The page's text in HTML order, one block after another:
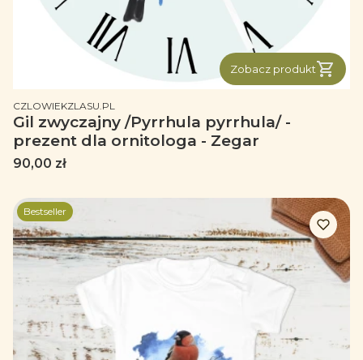
Zobacz produkt
PRODUCENT
CZLOWIEKZLASU.PL
Gil zwyczajny /Pyrrhula pyrrhula/ -
prezent dla ornitologa - Zegar
Cena
90,00 zł
Bestseller